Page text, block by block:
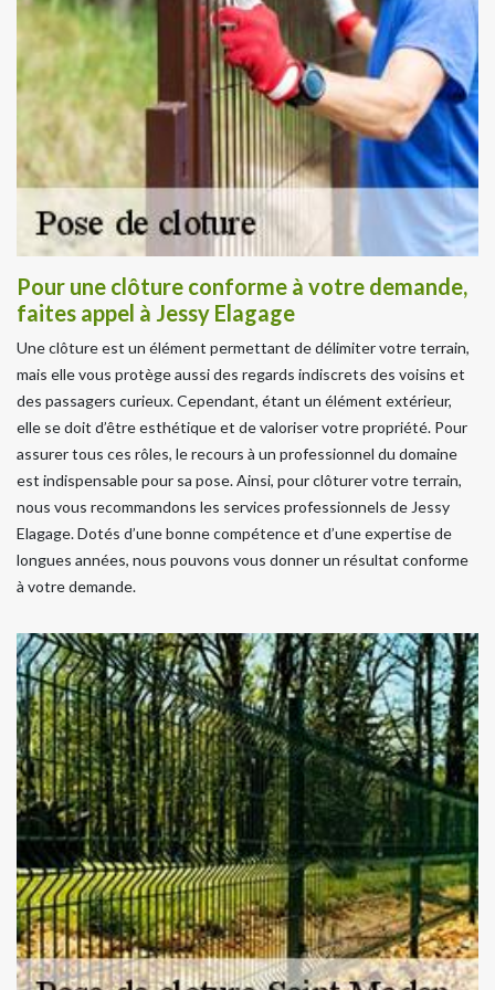
Pour une clôture conforme à votre demande,
faites appel à Jessy Elagage
Une clôture est un élément permettant de délimiter votre terrain,
mais elle vous protège aussi des regards indiscrets des voisins et
des passagers curieux. Cependant, étant un élément extérieur,
elle se doit d’être esthétique et de valoriser votre propriété. Pour
assurer tous ces rôles, le recours à un professionnel du domaine
est indispensable pour sa pose. Ainsi, pour clôturer votre terrain,
nous vous recommandons les services professionnels de Jessy
Elagage. Dotés d’une bonne compétence et d’une expertise de
longues années, nous pouvons vous donner un résultat conforme
à votre demande.